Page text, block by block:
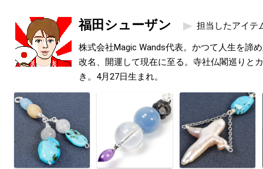
福田シューザン 担当したアイテ
株式会社Magic Wands代表。かつて人生を諦
改名、開運して現在に至る。寺社仏閣巡りと
き。4月27日生まれ。